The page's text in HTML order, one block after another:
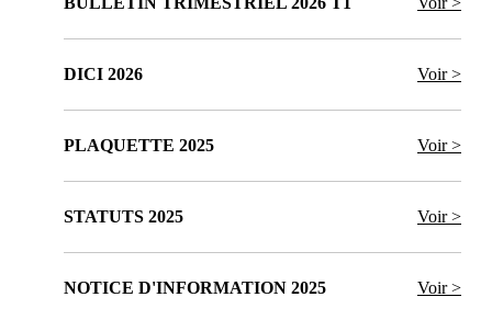
DICI 2026 Voir >
PLAQUETTE 2025 Voir >
STATUTS 2025 Voir >
NOTICE D'INFORMATION 2025 Voir >